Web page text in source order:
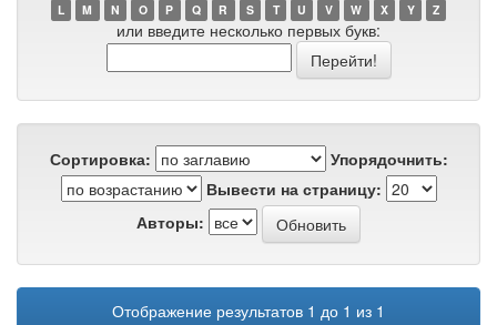
L
M N O P Q R S T U V W X Y Z
или введите несколько первых букв:
Сортировка:
Упорядочнить:
Вывести на страницу:
Авторы:
Отображение результатов 1 до 1 из 1